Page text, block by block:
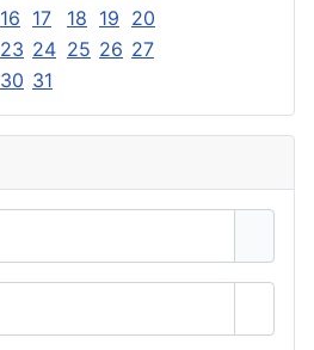
16 17 18 19 20
23 24 25 26 27
30 31